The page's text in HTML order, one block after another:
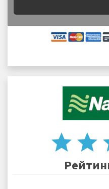
star star